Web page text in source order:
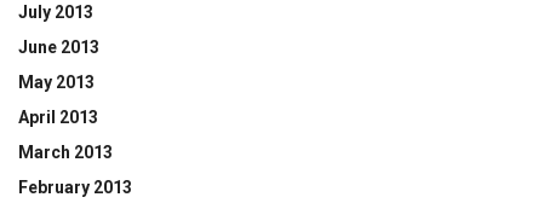
July 2013
June 2013
May 2013
April 2013
March 2013
February 2013